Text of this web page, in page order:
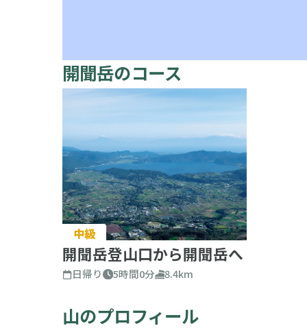
開聞岳のコース
中級
開聞岳登山口から開聞岳へ
日帰り 5時間0分 8.4km
山のプロフィール